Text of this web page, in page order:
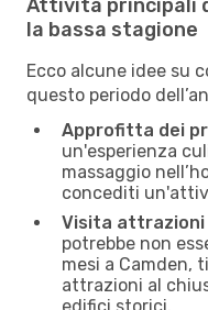
Attività principali
la bassa stagione
Ecco alcune idee su
questo periodo
Approfitta dei
un'esperienza
massaggio
concediti
Visita attrazioni
potrebbe non
mesi a Camden,
attrazioni al